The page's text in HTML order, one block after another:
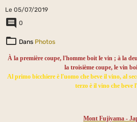
Le 05/07/2019
0
Dans Photos
À la première coupe, l'homme boit le vin ; à la
la troisième coupe, le vin
Al primo bicchiere è l'uomo che beve il vino, al
terzo è il vino che beve
Mont Fujiyama -